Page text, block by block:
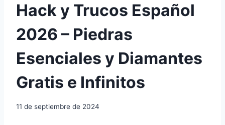
Hack y Trucos Español
2026 – Piedras
Esenciales y Diamantes
Gratis e Infinitos
11 de septiembre de 2024